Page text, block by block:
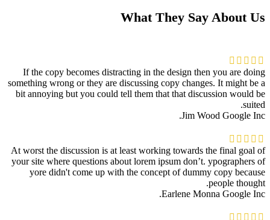
What They Say About Us
If the copy becomes distracting in the design then you are doing
something wrong or they are discussing copy changes. It might be a
bit annoying but you could tell them that that discussion would be
suited.
Jim Wood Google Inc.
At worst the discussion is at least working towards the final goal of
your site where questions about lorem ipsum don’t. ypographers of
yore didn't come up with the concept of dummy copy because
people thought.
Earlene Monna Google Inc.